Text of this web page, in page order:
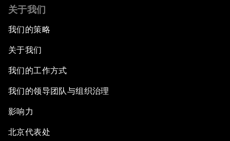
关于我们
我们的策略
关于我们
我们的工作方式
我们的领导团队与组织治理
影响力
北京代表处